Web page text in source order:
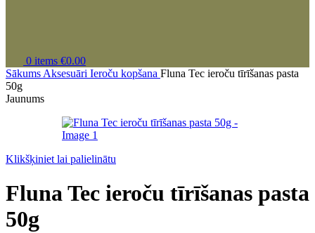
0 items €0.00
Sākums Aksesuāri Ieroču kopšana Fluna Tec ieroču tīrīšanas pasta
50g
Jaunums
Klikšķiniet lai palielinātu
Fluna Tec ieroču tīrīšanas pasta
50g